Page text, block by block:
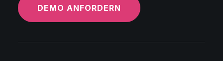
DEMO ANFORDERN